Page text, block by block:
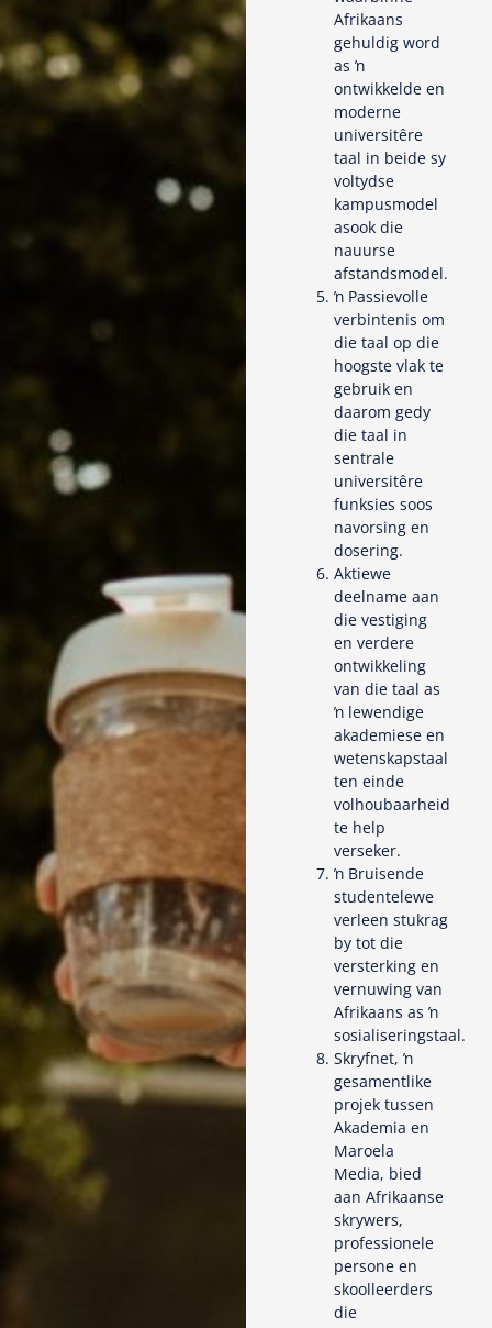
Afrikaans
gehuldig word
as ŉ
ontwikkelde en
moderne
universitêre
taal in beide sy
voltydse
kampusmodel
asook die
nauurse
afstandsmodel.
ŉ Passievolle
verbintenis om
die taal op die
hoogste vlak te
gebruik en
daarom gedy
die taal in
sentrale
universitêre
funksies soos
navorsing en
dosering.
Aktiewe
deelname aan
die vestiging
en verdere
ontwikkeling
van die taal as
ŉ lewendige
akademiese en
wetenskapstaal
ten einde
volhoubaarheid
te help
verseker.
ŉ Bruisende
studentelewe
verleen stukrag
by tot die
versterking en
vernuwing van
Afrikaans as ŉ
sosialiseringstaal.
Skryfnet, ŉ
gesamentlike
projek tussen
Akademia en
Maroela
Media, bied
aan Afrikaanse
skrywers,
professionele
persone en
skoolleerders
die